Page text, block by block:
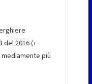
del 2016 (+
più